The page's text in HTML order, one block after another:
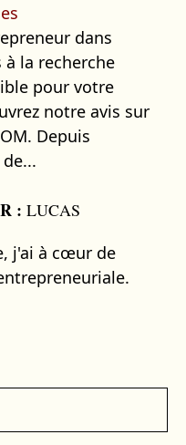
dans
à la recherche
pour votre
notre avis sur
Depuis
: LUCAS
j'ai à cœur de